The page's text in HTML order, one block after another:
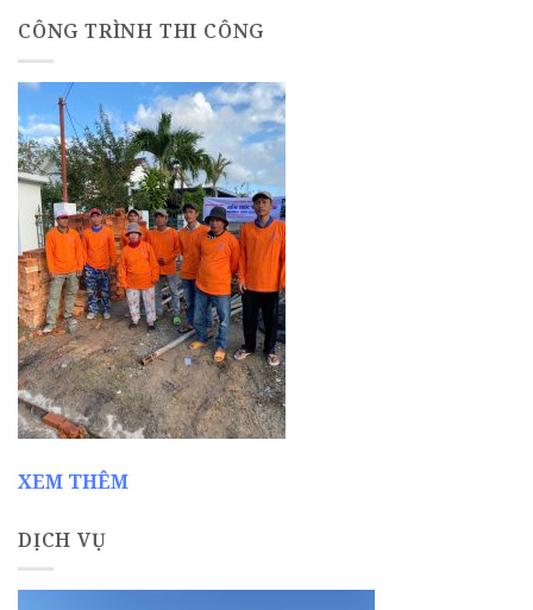
CÔNG TRÌNH THI CÔNG
XEM THÊM
DỊCH VỤ